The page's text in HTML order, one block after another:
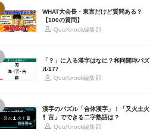
WHAT大会長・東言だけど質問ある？
【100の質問】
QuizKnock編集部
「？」に入る漢字はなに？和同開珎パズ
ル177
QuizKnock編集部
漢字のパズル「合体漢字」！「又火土火
忄言」でできる二字熟語は？
QuizKnock編集部